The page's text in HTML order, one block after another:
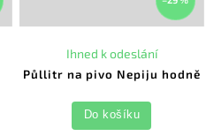
Půllitr na pivo Nepiju hodně
Ihned k odeslání
Do košíku